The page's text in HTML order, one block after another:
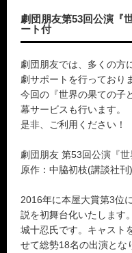
劇団朋友第53回公演『
ート付
劇団朋友では、多くの方
劇サポートを行っており
今回の『世界の果ての子
幕サービスも行います。
是非、ご利用ください！
劇団朋友 第53回公演『世
原作：中脇初枝(講談社
2016年に本屋大賞第3位
説を初舞台化いたします
城十忍氏です。キャスト
せて総勢18名の出演とな